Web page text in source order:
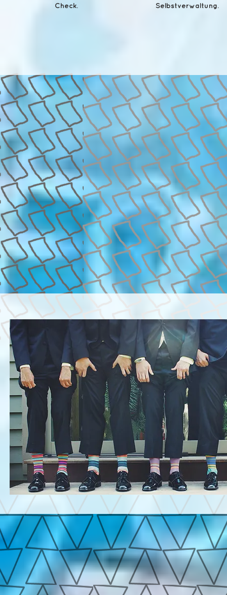
Check.
Selbstverwaltung.